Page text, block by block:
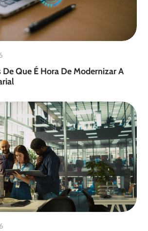
De Que É Hora De Modernizar A